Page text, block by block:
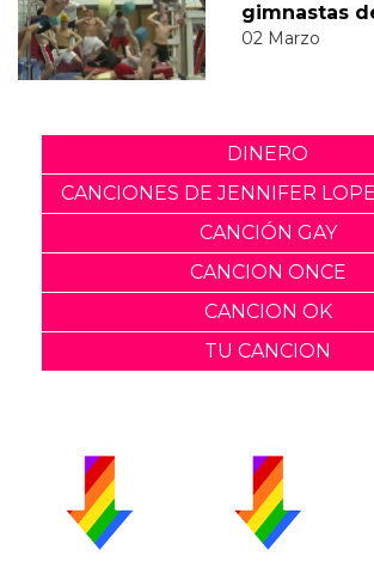
gimnastas
02 Marzo
DINERO
CANCIONES DE JENNIFER
CANCIÓN GAY
CANCION ONCE
CANCION OK
TU CANCION